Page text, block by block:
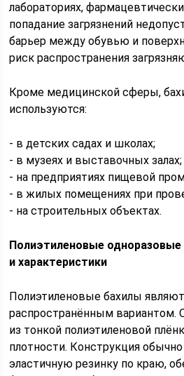
лабораториях,
попадание загрязнений
барьер между обувью и
риск распространения
Кроме медицинской сферы,
используются:
- в детских садах и школах;
- в музеях и выставочных залах;
- на предприятиях пищевой
- в жилых помещениях при
- на строительных объектах.
Полиэтиленовые
и характеристики
Полиэтиленовые бахилы
распространённым вариантом.
из тонкой полиэтиленовой
плотности. Конструкция
эластичную резинку по краю,